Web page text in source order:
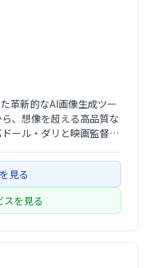
革新的なAI画像生成ツー
、想像を超える高品質な
ール・ダリと映画監督ウ
を切り開きます。
見る
スを見る